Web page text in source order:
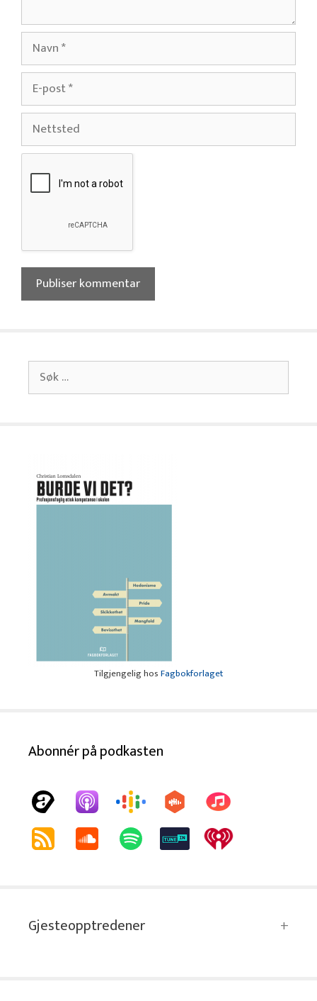
Navn
post
Nettsted
Søk
etter:
Tilgjengelig hosFagbokforlaget
Abonnér på podkasten
Gjesteopptredener